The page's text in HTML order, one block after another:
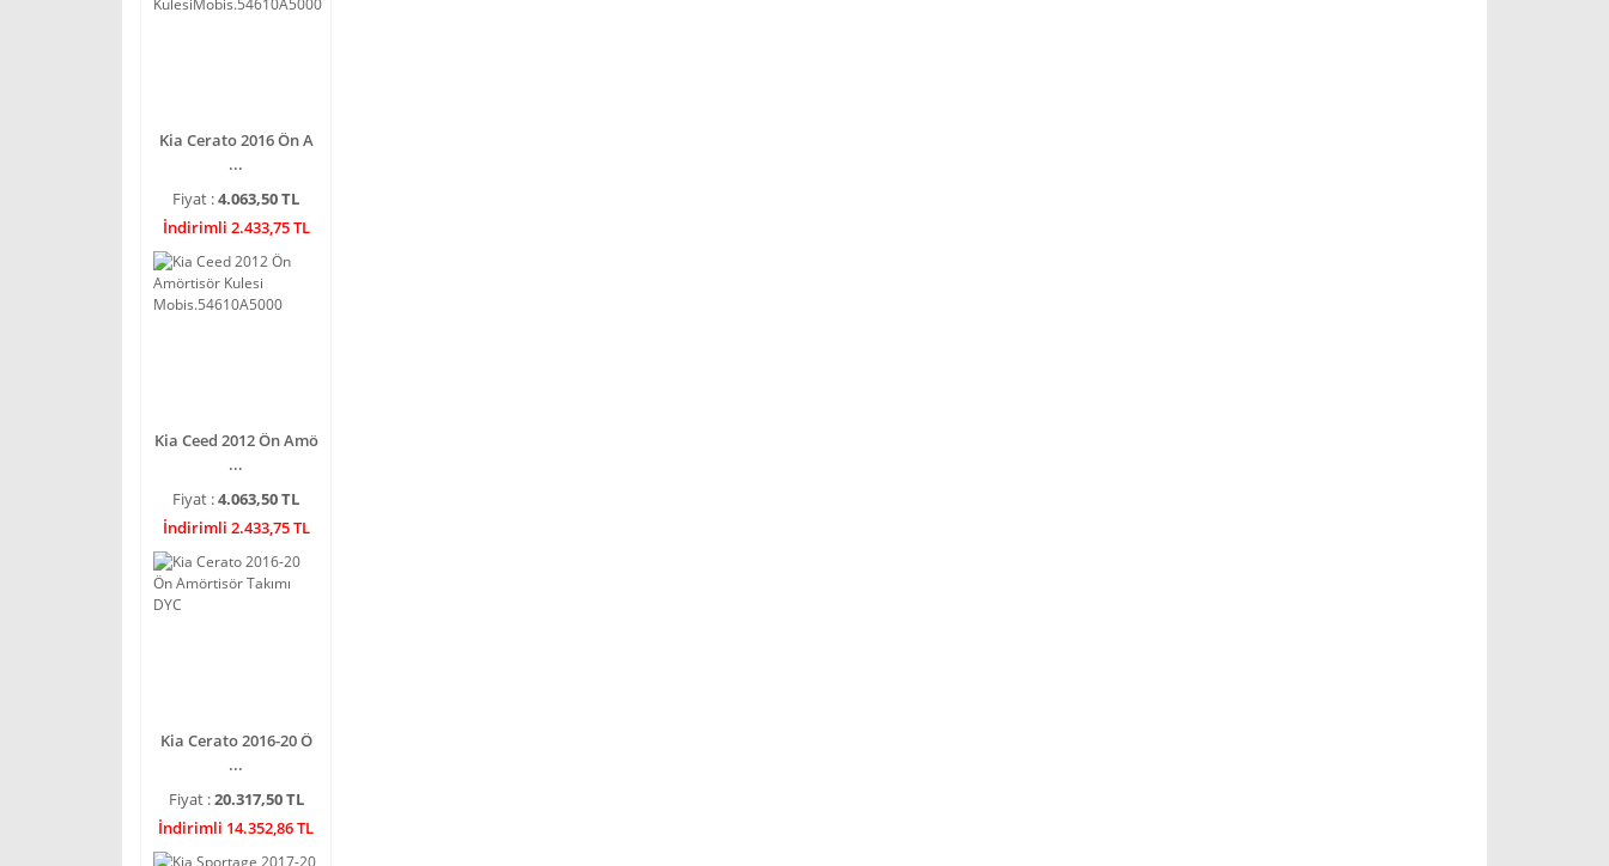
Kia Cerato 2016 Ön A
...
Fiyat :4.063,50 TL
İndirimli 2.433,75 TL
Kia Ceed 2012 Ön Amö
...
Fiyat :4.063,50 TL
İndirimli 2.433,75 TL
Kia Cerato 2016-20 Ö
...
Fiyat :20.317,50 TL
İndirimli 14.352,86 TL